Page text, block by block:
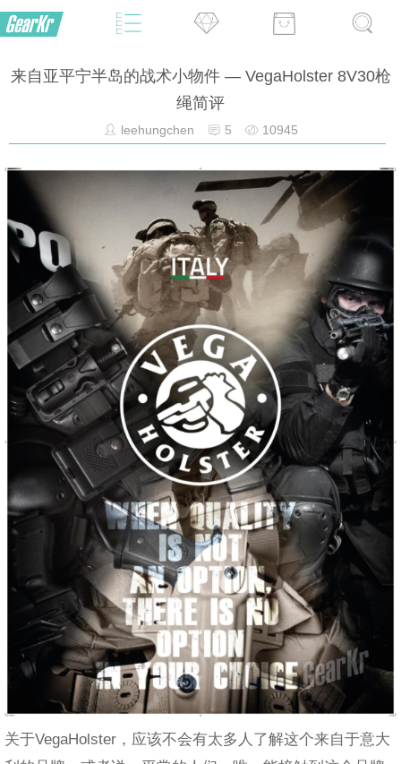
来自亚平宁半岛的战术小物件 — VegaHolster 8V30枪
绳简评
leehungchen 5 10945
关于VegaHolster，应该不会有太多人了解这个来自于意大